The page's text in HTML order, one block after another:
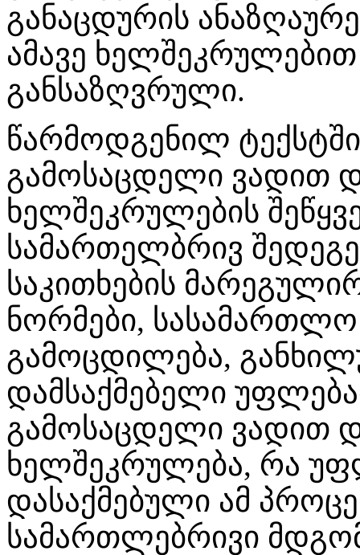
განაცდურის
ამავე
განსაზღვრული.
წარმოდგენილ
გამოსაცდელი ვადით
ხელშეკრულების
სამართელბრივ
საკითხების
ნორმები,
გამოცდილება,
დამსაქმებელი
გამოსაცდელი ვადით
ხელშეკრულება, რა
დასაქმებული ამ
სამართლებრივი